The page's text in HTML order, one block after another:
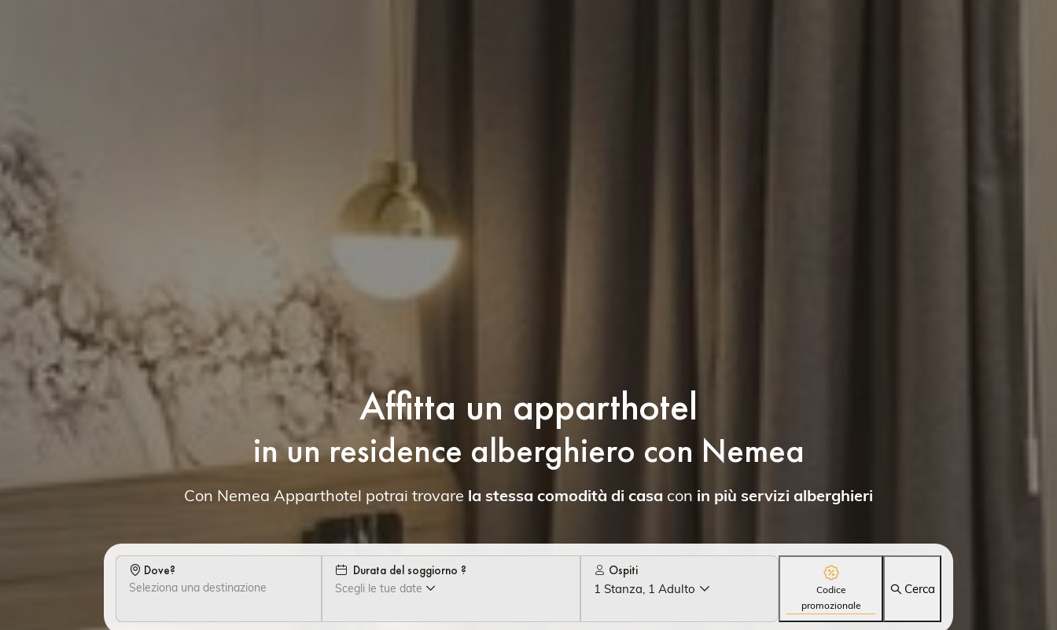
Affitta un apparthotel
in un residence alberghiero con Nemea
Con Nemea Apparthotel potrai trovare la stessa comodità di casa con in più servizi alberghieri
Dove? Durata del soggiorno ?
Scegli le tue date
Ospiti
1 Stanza, 1 Adulto
Codice
promozionale
Cerca